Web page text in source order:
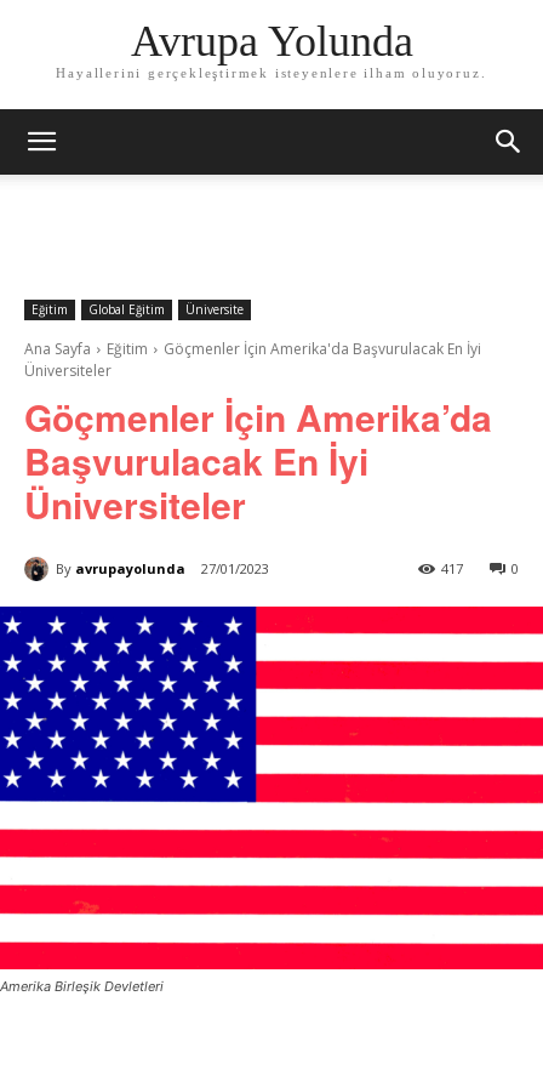
Avrupa Yolunda
Hayallerini gerçekleştirmek isteyenlere ilham oluyoruz.
Eğitim Global Eğitim Üniversite
Ana Sayfa Eğitim
Göçmenler İçin Amerika'da Başvurulacak En İyi
Üniversiteler
Göçmenler İçin Amerika’da
Başvurulacak En İyi
Üniversiteler
By avrupayolunda 27/01/2023 0
417
Amerika Birleşik Devletleri